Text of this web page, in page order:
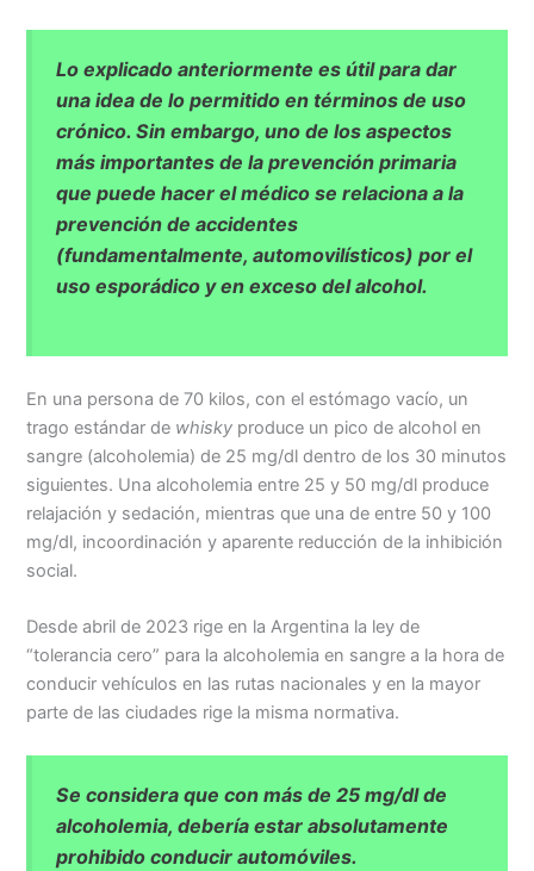
Lo explicado anteriormente es útil para dar
una idea de lo permitido en términos de uso
crónico. Sin embargo, uno de los aspectos
más importantes de la prevención primaria
que puede hacer el médico se relaciona a la
prevención de accidentes
(fundamentalmente, automovilísticos) por el
uso esporádico y en exceso del alcohol.
En una persona de 70 kilos, con el estómago vacío, un
trago estándar de whisky produce un pico de alcohol en
sangre (alcoholemia) de 25 mg/dl dentro de los 30 minutos
siguientes. Una alcoholemia entre 25 y 50 mg/dl produce
relajación y sedación, mientras que una de entre 50 y 100
mg/dl, incoordinación y aparente reducción de la inhibición
social.
Desde abril de 2023 rige en la Argentina la ley de
“tolerancia cero” para la alcoholemia en sangre a la hora de
conducir vehículos en las rutas nacionales y en la mayor
parte de las ciudades rige la misma normativa.
Se considera que con más de 25 mg/dl de
alcoholemia, debería estar absolutamente
prohibido conducir automóviles.